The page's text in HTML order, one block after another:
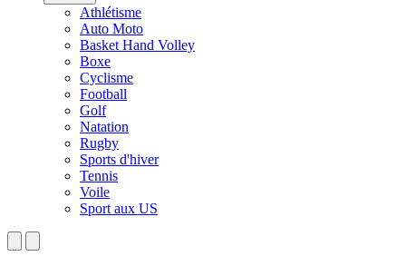
Athlétisme
Auto Moto
Basket Hand Volley
Boxe
Cyclisme
Football
Golf
Natation
Rugby
Sports d'hiver
Tennis
Voile
Sport aux US